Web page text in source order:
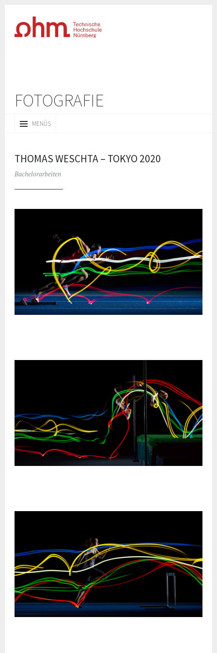
FOTOGRAFIE
MENÜS
INHALT
THOMAS WESCHTA – TOKYO 2020
Bachelorarbeiten